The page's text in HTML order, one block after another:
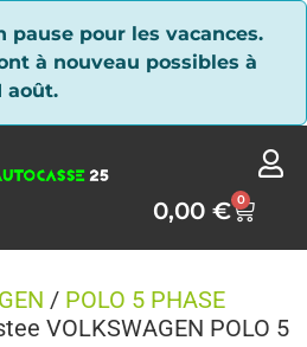
pour les vacances.
à nouveau possibles à
août.
0,00€ 0
/ POLO 5 PHASE
VOLKSWAGEN POLO 5
des cookies